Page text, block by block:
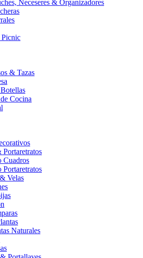
Neceseres & Organizadores
Picnic
& Tazas
Cocina
Portaretratos
Cuadros
Portaretratos
Velas
Naturales